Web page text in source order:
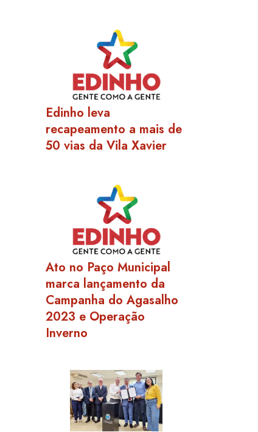
Edinho leva
recapeamento a mais de
50 vias da Vila Xavier
Ato no Paço Municipal
marca lançamento da
Campanha do Agasalho
2023 e Operação
Inverno